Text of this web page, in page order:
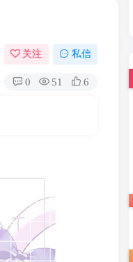
关注 私信
0 51 6